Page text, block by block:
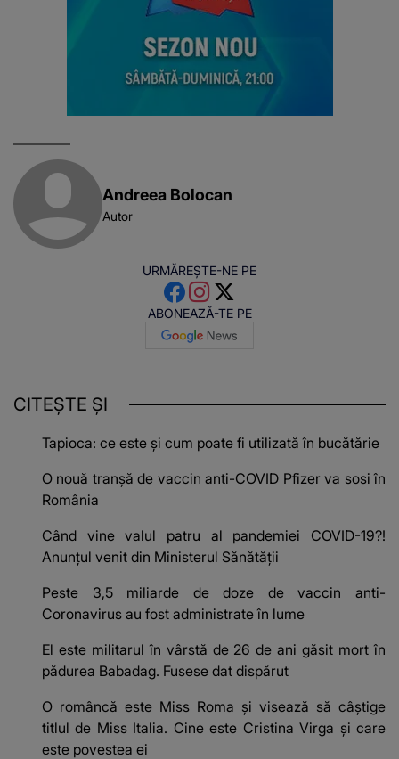
Andreea Bolocan
Autor
URMĂREȘTE-NE PE
ABONEAZĂ-TE PE
CITEȘTE ȘI
Tapioca: ce este și cum poate fi utilizată în bucătărie
O nouă tranșă de vaccin anti-COVID Pfizer va sosi în
România
Când vine valul patru al pandemiei COVID-19?!
Anunțul venit din Ministerul Sănătății
Peste 3,5 miliarde de doze de vaccin anti-
Coronavirus au fost administrate în lume
El este militarul în vârstă de 26 de ani găsit mort în
pădurea Babadag. Fusese dat dispărut
O româncă este Miss Roma și visează să câștige
titlul de Miss Italia. Cine este Cristina Virga și care
este povestea ei